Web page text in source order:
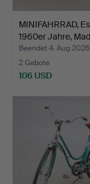
MINIFAHRRAD,
1960er Jahre,
Beendet 4. Aug 2026
2 Gebote
106 USD